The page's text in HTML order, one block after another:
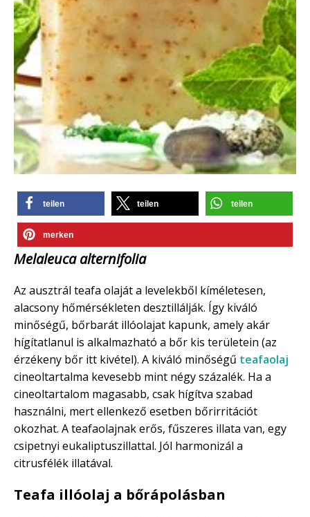
teilen teilen teilen
merken
Melaleuca alternifolia
Az ausztrál teafa olaját a levelekből kíméletesen,
alacsony hőmérsékleten desztillálják. Így kiváló
minőségű, bőrbarát illóolajat kapunk, amely akár
hígítatlanul is alkalmazható a bőr kis területein (az
érzékeny bőr itt kivétel). A kiváló minőségű teafaolaj
cineoltartalma kevesebb mint négy százalék. Ha a
cineoltartalom magasabb, csak hígítva szabad
használni, mert ellenkező esetben bőrirritációt
okozhat. A teafaolajnak erős, fűszeres illata van, egy
csipetnyi eukaliptuszillattal. Jól harmonizál a
citrusfélék illatával.
Teafa illóolaj a bőrápolásban